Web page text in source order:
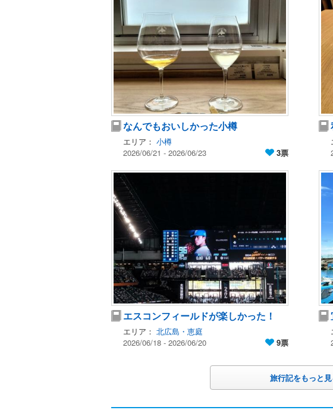
なんでもおいしかった小樽
エリア： 小樽
2026/06/21 - 2026/06/23
3票
エスコンフィールドが楽しかった！
エリア： 北広島・恵庭
2026/06/18 - 2026/06/20
9票
旅行記をもっと